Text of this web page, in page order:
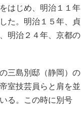
はじめ、明治１１年
た。明治１５年、貞
明治２４年、京都の
三島別邸（静岡）の
室技芸員らと肩を並
る。この時に別号